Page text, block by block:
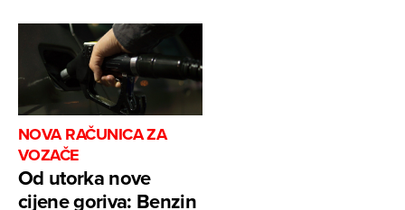
NOVA RAČUNICA ZA
VOZAČE
Od utorka nove
cijene goriva: Benzin